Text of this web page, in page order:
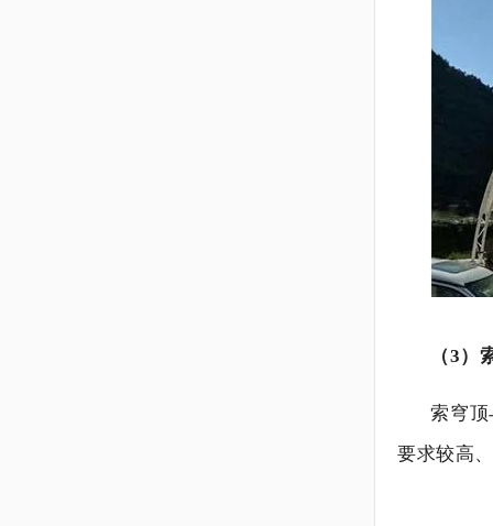
（3）
索穹
要求较高